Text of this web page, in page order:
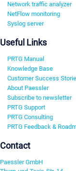
Network traffic analyzer
NetFlow monitoring
Syslog server
Useful Links
PRTG Manual
Knowledge Base
Customer Success
About Paessler
Subscribe to newsletter
PRTG Support
PRTG Consulting
PRTG Feedback &
Contact
Paessler GmbH